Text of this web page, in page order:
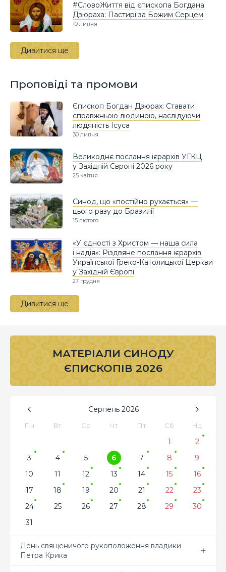
#СловоЖиття від єпископа Богдана
Дзюраха: Пастирі за Божим Серцем
10 липня
Дивитися ще
Проповіді та промови
Єпископ Богдан Дзюрах: Ставати
справжньою людиною, наслідуючи
людяність Ісуса
30 липня
Великоднє послання ієрархів УГКЦ
у Західній Європі 2026 року
25 квітня
Синод, що «постійно рухається» —
цього разу до Бразилії
15 лютого
«У єдності з Христом — наша сила
і надія»: Різдвяне послання ієрархів
Української Греко-Католицької Церкви
у Західній Європі
27 грудня
Дивитися ще
МАТЕРІАЛИ СИНОДУ
ЄПИСКОПІВ 2026
Серпень 2026
Пн Вт Ср Чт Пт Сб Нд
1
2
3
4 5 6 7 8
9
10
11 12 13 14 15
16
17
18 19 20 21 22
23
24
25 26 27 28 29
30
31
День священичого рукоположення владики
Петра Крика